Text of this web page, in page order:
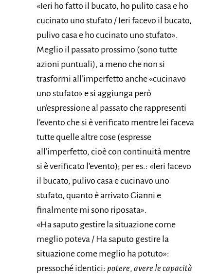
«Ieri ho fatto il bucato, ho pulito casa e ho
cucinato uno stufato / Ieri facevo il bucato,
pulivo casa e ho cucinato uno stufato».
Meglio il passato prossimo (sono tutte
azioni puntuali), a meno che non si
trasformi all’imperfetto anche «cucinavo
uno stufato» e si aggiunga però
un’espressione al passato che rappresenti
l’evento che si è verificato mentre lei faceva
tutte quelle altre cose (espresse
all’imperfetto, cioè con continuità mentre
si è verificato l’evento); per es.: «Ieri facevo
il bucato, pulivo casa e cucinavo uno
stufato, quanto è arrivato Gianni e
finalmente mi sono riposata».
«Ha saputo gestire la situazione come
meglio poteva / Ha saputo gestire la
situazione come meglio ha potuto»:
pressoché identici: potere, avere le capacità